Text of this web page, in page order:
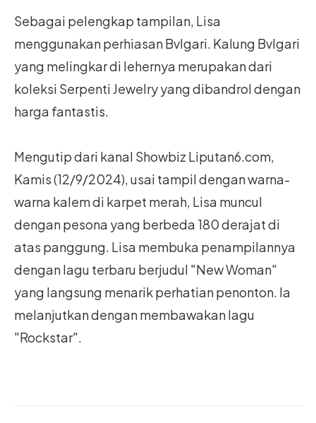
Sebagai pelengkap tampilan, Lisa
menggunakan perhiasan Bvlgari. Kalung Bvlgari
yang melingkar di lehernya merupakan dari
koleksi Serpenti Jewelry yang dibandrol dengan
harga fantastis.
Mengutip dari kanal Showbiz Liputan6.com,
Kamis (12/9/2024), usai tampil dengan warna-
warna kalem di karpet merah, Lisa muncul
dengan pesona yang berbeda 180 derajat di
atas panggung. Lisa membuka penampilannya
dengan lagu terbaru berjudul "New Woman"
yang langsung menarik perhatian penonton. Ia
melanjutkan dengan membawakan lagu
"Rockstar".